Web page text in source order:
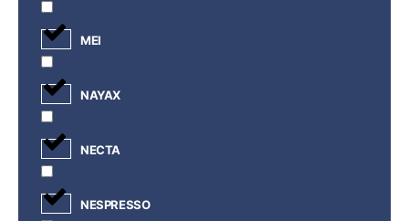
MEI
NAYAX
NECTA
NESPRESSO